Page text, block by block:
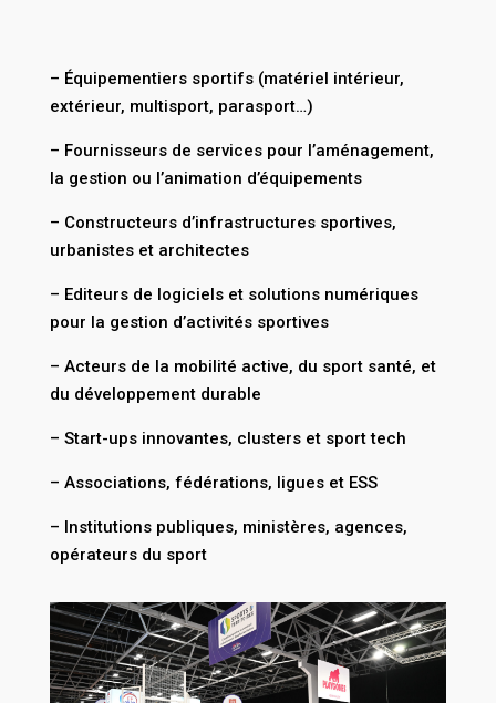
– Équipementiers sportifs (matériel intérieur,
extérieur, multisport, parasport…)
– Fournisseurs de services pour l’aménagement,
la gestion ou l’animation d’équipements
– Constructeurs d’infrastructures sportives,
urbanistes et architectes
– Editeurs de logiciels et solutions numériques
pour la gestion d’activités sportives
– Acteurs de la mobilité active, du sport santé, et
du développement durable
– Start-ups innovantes, clusters et sport tech
– Associations, fédérations, ligues et ESS
– Institutions publiques, ministères, agences,
opérateurs du sport